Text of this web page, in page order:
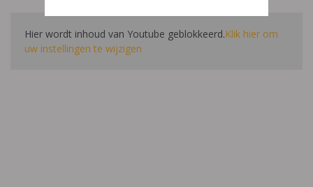
Hier wordt inhoud van Youtube geblokkeerd.Klik hier om
uw instellingen te wijzigen